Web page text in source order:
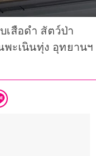
เสือดำ สัตว์ป่า
ะเนินทุ่ง อุทยานฯ